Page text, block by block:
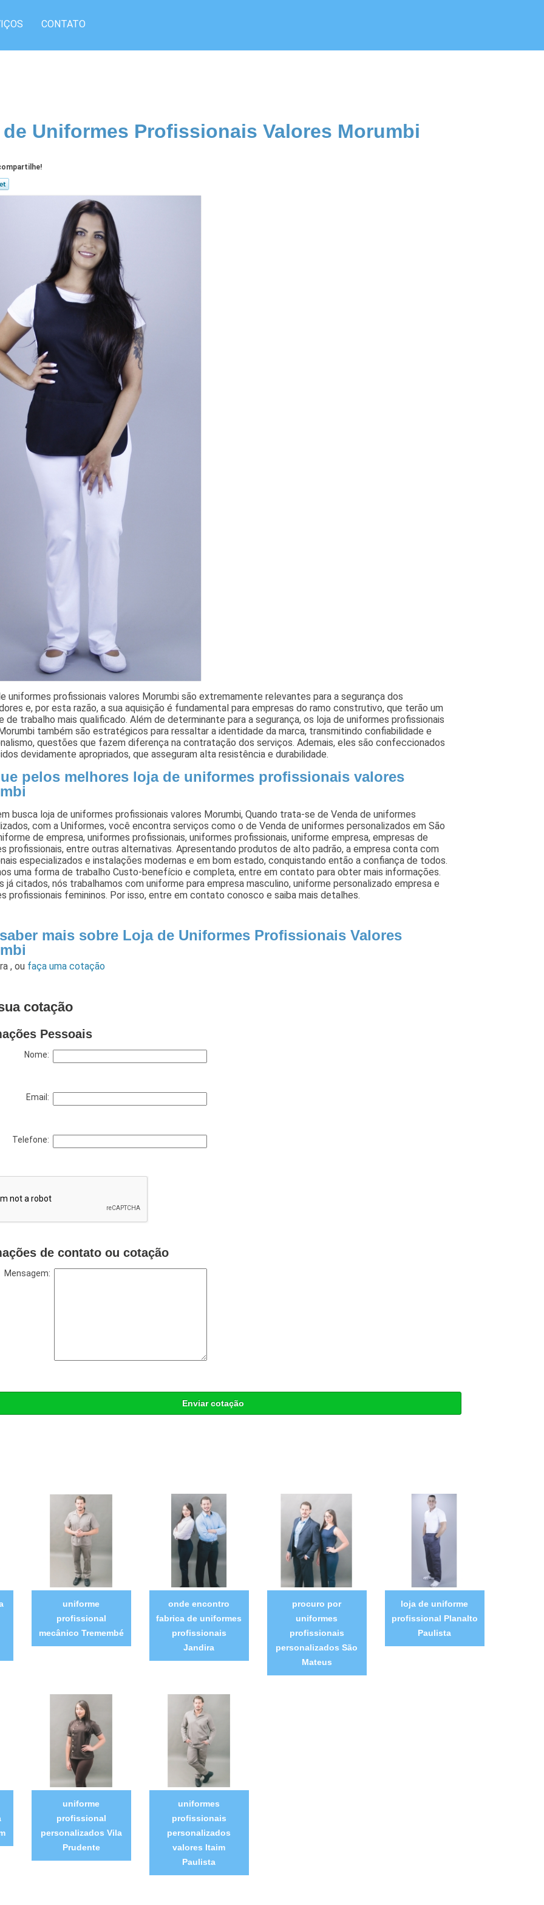
CONTATO
Uniformes Profissionais Valores Morumbi
uniformes profissionais valores Morumbi são extremamente relevantes para a segurança dos
e, por esta razão, a sua aquisição é fundamental para empresas do ramo construtivo, que terão um
de trabalho mais qualificado. Além de determinante para a segurança, os loja de uniformes profissionais
também são estratégicos para ressaltar a identidade da marca, transmitindo confiabilidade e
questões que fazem diferença na contratação dos serviços. Ademais, eles são confeccionados
devidamente apropriados, que asseguram alta resistência e durabilidade.
pelos melhores loja de uniformes profissionais valores
busca loja de uniformes profissionais valores Morumbi, Quando trata-se de Venda de uniformes
com a Uniformes, você encontra serviços como o de Venda de uniformes personalizados em São
de empresa, uniformes profissionais, uniformes profissionais, uniforme empresa, empresas de
profissionais, entre outras alternativas. Apresentando produtos de alto padrão, a empresa conta com
especializados e instalações modernas e em bom estado, conquistando então a confiança de todos.
uma forma de trabalho Custo-benefício e completa, entre em contato para obter mais informações.
já citados, nós trabalhamos com uniforme para empresa masculino, uniforme personalizado empresa e
profissionais femininos. Por isso, entre em contato conosco e saiba mais detalhes.
mais sobre Loja de Uniformes Profissionais Valores
,ou faça uma cotação
cotação
Pessoais
Nome:
Email:
Telefone:
de contato ou cotação
Mensagem:
Enviar cotação
uniforme
profissional
mecânico Tremembé
onde encontro
fabrica de uniformes
profissionais
Jandira
procuro por
uniformes
profissionais
personalizados São
Mateus
loja de uniforme
profissional Planalto
Paulista
uniforme
profissional
personalizados Vila
Prudente
uniformes
profissionais
personalizados
valores Itaim
Paulista